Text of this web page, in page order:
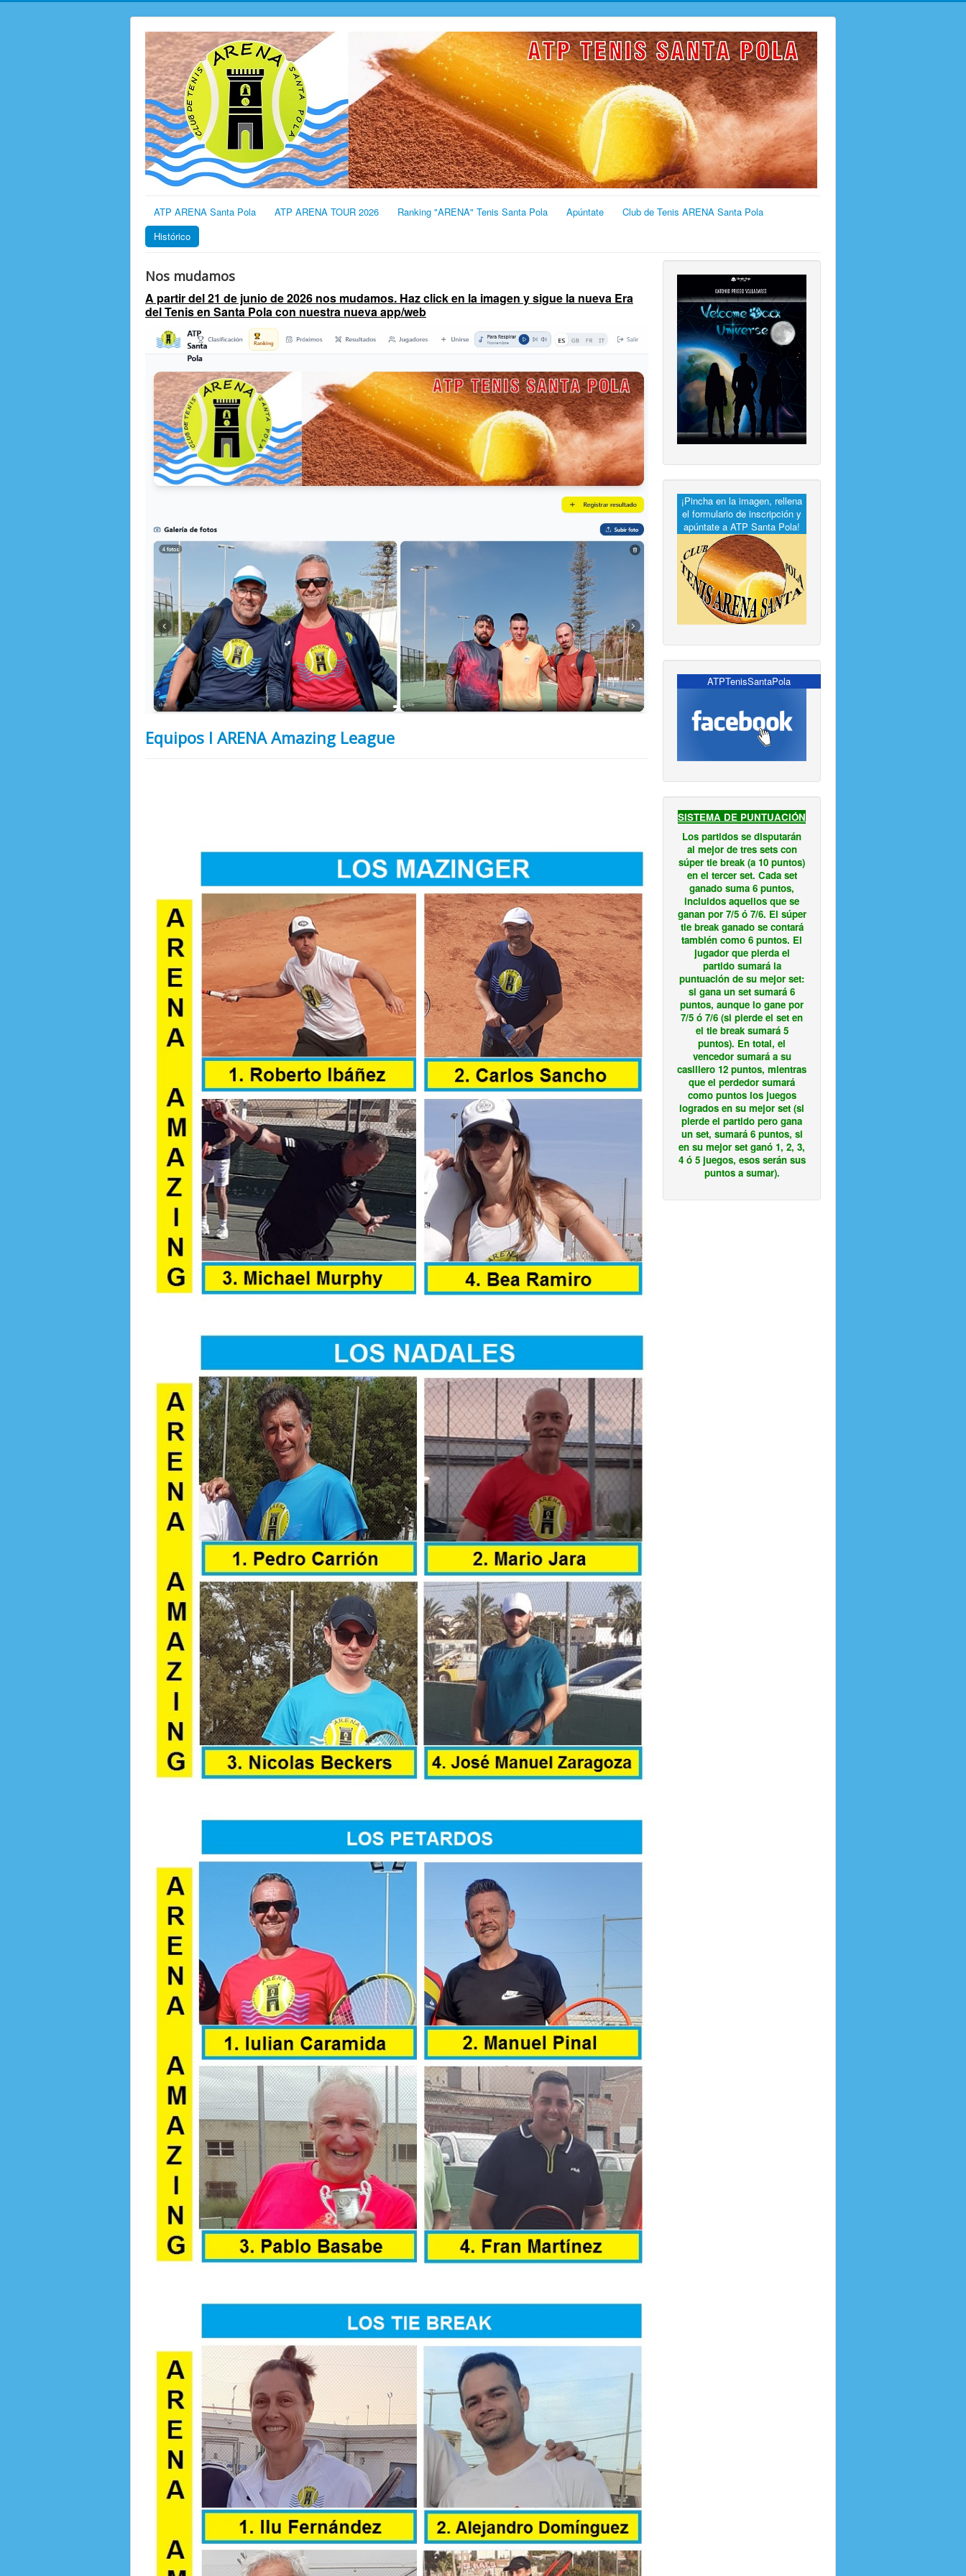
ATP ARENA Santa Pola ATP ARENA TOUR 2026 Ranking "ARENA" Tenis Santa Pola Apúntate
Club de Tenis ARENA Santa Pola
Histórico
Nos mudamos
A partir del 21 de junio de 2026 nos mudamos. Haz click en la imagen y sigue la nueva Era
del Tenis en Santa Pola con nuestra nueva app/web
Equipos I ARENA Amazing League
¡Pincha en la imagen, rellena
el formulario de inscripción y
apúntate a ATP Santa Pola!
ATPTenisSantaPola
SISTEMA DE PUNTUACIÓN
Los partidos se disputarán
al mejor de tres sets con
súper tie break (a 10 puntos)
en el tercer set. Cada set
ganado suma 6 puntos,
incluidos aquellos que se
ganan por 7/5 ó 7/6. El súper
tie break ganado se contará
también como 6 puntos. El
jugador que pierda el
partido sumará la
puntuación de su mejor set:
si gana un set sumará 6
puntos, aunque lo gane por
7/5 ó 7/6 (si pierde el set en
el tie break sumará 5
puntos). En total, el
vencedor sumará a su
casillero 12 puntos, mientras
que el perdedor sumará
como puntos los juegos
logrados en su mejor set (si
pierde el partido pero gana
un set, sumará 6 puntos, si
en su mejor set ganó 1, 2, 3,
4 ó 5 juegos, esos serán sus
puntos a sumar).